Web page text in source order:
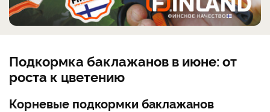
Подкормка баклажанов в июне: от
роста к цветению
Корневые подкормки баклажанов